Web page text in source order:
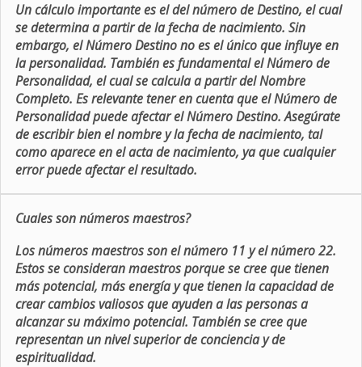
Un cálculo importante es el del número de Destino, el cual
se determina a partir de la fecha de nacimiento. Sin
embargo, el Número Destino no es el único que influye en
la personalidad. También es fundamental el Número de
Personalidad, el cual se calcula a partir del Nombre
Completo. Es relevante tener en cuenta que el Número de
Personalidad puede afectar el Número Destino. Asegúrate
de escribir bien el nombre y la fecha de nacimiento, tal
como aparece en el acta de nacimiento, ya que cualquier
error puede afectar el resultado.
Cuales son números maestros?
Los números maestros son el número 11 y el número 22.
Estos se consideran maestros porque se cree que tienen
más potencial, más energía y que tienen la capacidad de
crear cambios valiosos que ayuden a las personas a
alcanzar su máximo potencial. También se cree que
representan un nivel superior de conciencia y de
espiritualidad.